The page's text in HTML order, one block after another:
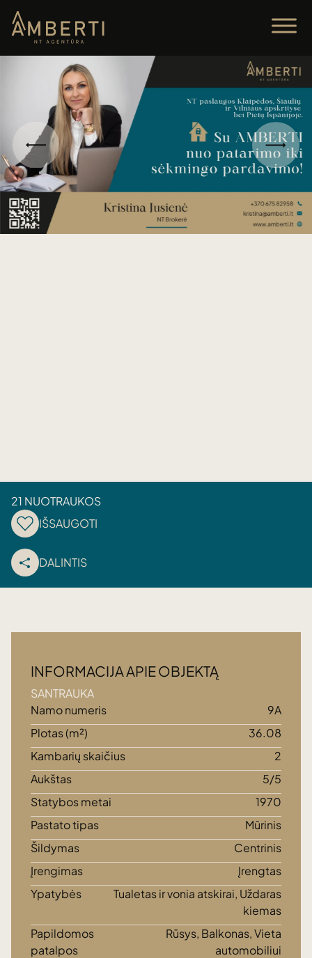
21 NUOTRAUKOS
IŠSAUGOTI
DALINTIS
INFORMACIJA APIE OBJEKTĄ
SANTRAUKA
Namo numeris
9A
Plotas (m²)
36.08
Kambarių skaičius
2
Aukštas
5/5
Statybos metai
1970
Pastato tipas
Mūrinis
Šildymas
Centrinis
Įrengimas
Įrengtas
Ypatybės
Tualetas ir vonia atskirai, Uždaras
kiemas
Papildomos
patalpos
Rūsys, Balkonas, Vieta
automobiliui